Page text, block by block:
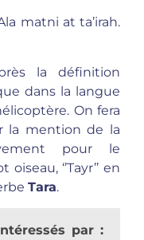
matni at ta’irah.
la définition
dans la langue
On fera
la mention de la
pour le
‘’Tayr’’ en
Tara.
par :